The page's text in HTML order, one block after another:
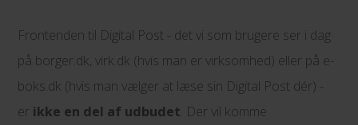
Frontenden til Digital Post - det vi som brugere ser i dag
på borger.dk, virk.dk (hvis man er virksomhed) eller på e-
boks.dk (hvis man vælger at læse sin Digital Post dér) -
er ikke en del af udbudet . Der vil komme